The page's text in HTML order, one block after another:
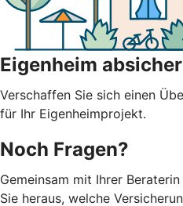
Eigenheim
Verschaffen Sie sich einen
für Ihr Eigenheimprojekt.
Noch Fragen?
Gemeinsam mit Ihrer
Sie heraus, welche